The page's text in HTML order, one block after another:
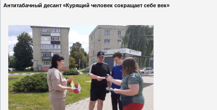
Антитабачный десант «Курящий человек сокращает себе век»